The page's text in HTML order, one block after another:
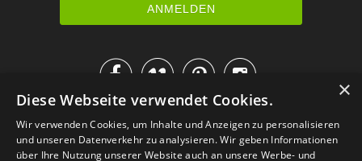

IM KATALOG BLÄTTERN
×
Diese Webseite verwendet Cookies.
Wir verwenden Cookies, um Inhalte und Anzeigen zu personalisieren
und unseren Datenverkehr zu analysieren. Wir geben Informationen
über Ihre Nutzung unserer Website auch an unsere Werbe- und